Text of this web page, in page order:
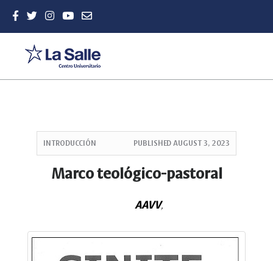
Content
INTRODUCCIÓN PUBLISHED AUGUST 3, 2023
Marco teológico-pastoral
AAVV,